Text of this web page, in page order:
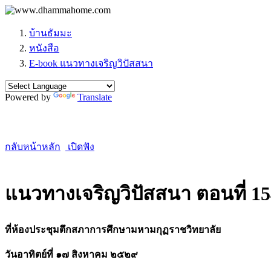
บ้านธัมมะ
หนังสือ
E-book แนวทางเจริญวิปัสสนา
Powered by Translate
กลับหน้าหลัก เปิดฟัง
แนวทางเจริญวิปัสสนา ตอนที่
ที่ห้องประชุมตึกสภาการศึกษามหามกุฏราชวิทยาลัย
วันอาทิตย์ที่ ๑๗ สิงหาคม ๒๕๒๙